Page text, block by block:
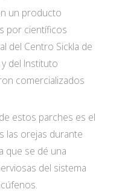
un producto
por científicos
del Centro Sickla de
del Instituto
comercializados
estos parches es el
las orejas durante
que se dé una
del sistema